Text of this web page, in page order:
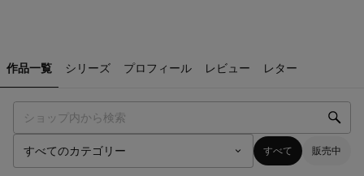
作品一覧 シリーズ プロフィール レビュー レター
すべて 販売中